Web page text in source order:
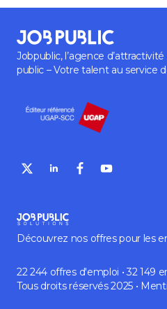
Jobpublic, l’agence d’attractivité
public – Votre talent au service
Découvrez nos offres pour les
22 244 offres d'emploi • 32 149
Tous droits réservés 2025 •